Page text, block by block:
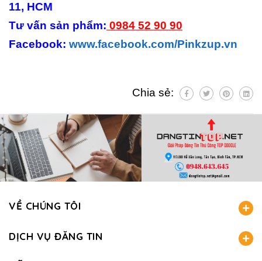
11, HCM
Tư vấn sản phẩm: 0984 52 90 90
Facebook: www.facebook.com/Pinkzup.vn
Chia sẻ:
VỀ CHÚNG TÔI
DỊCH VỤ ĐĂNG TIN